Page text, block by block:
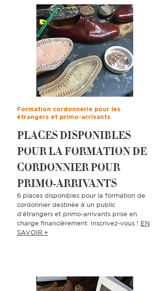
Formation cordonnerie pour les
étrangers et primo-arrivants
PLACES DISPONIBLES
POUR LA FORMATION DE
CORDONNIER POUR
PRIMO-ARRIVANTS
6 places disponibles pour la formation de
cordonnier destinée à un public
d'étrangers et primo-arrivants prise en
charge financièrement. Inscrivez-vous ! EN
SAVOIR +